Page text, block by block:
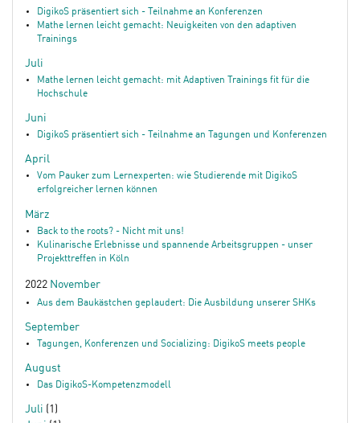
DigikoS präsentiert sich - Teilnahme an Konferenzen
Mathe lernen leicht gemacht: Neuigkeiten von den adaptiven
Trainings
Juli
Mathe lernen leicht gemacht: mit Adaptiven Trainings fit für die
Hochschule
Juni
DigikoS präsentiert sich - Teilnahme an Tagungen und Konferenzen
April
Vom Pauker zum Lernexperten: wie Studierende mit DigikoS
erfolgreicher lernen können
März
Back to the roots? - Nicht mit uns!
Kulinarische Erlebnisse und spannende Arbeitsgruppen - unser
Projekttreffen in Köln
2022 November
Aus dem Baukästchen geplaudert: Die Ausbildung unserer SHKs
September
Tagungen, Konferenzen und Socializing: DigikoS meets people
August
Das DigikoS-Kompetenzmodell
Juli (1)